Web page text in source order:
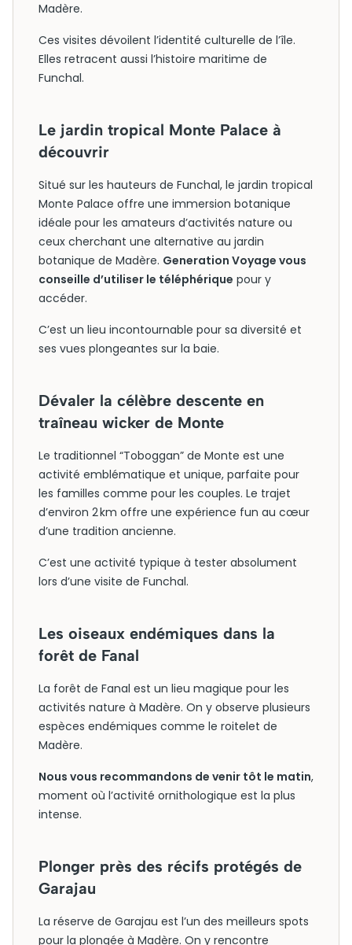
Madère.
Ces visites dévoilent l’identité culturelle de l’île.
Elles retracent aussi l’histoire maritime de
Funchal.
Le jardin tropical Monte Palace à
découvrir
Situé sur les hauteurs de Funchal, le jardin tropical
Monte Palace offre une immersion botanique
idéale pour les amateurs d’activités nature ou
ceux cherchant une alternative au jardin
botanique de Madère. Generation Voyage vous
conseille d’utiliser le téléphérique pour y
accéder.
C’est un lieu incontournable pour sa diversité et
ses vues plongeantes sur la baie.
Dévaler la célèbre descente en
traîneau wicker de Monte
Le traditionnel “Toboggan” de Monte est une
activité emblématique et unique, parfaite pour
les familles comme pour les couples. Le trajet
d’environ 2 km offre une expérience fun au cœur
d’une tradition ancienne.
C’est une activité typique à tester absolument
lors d’une visite de Funchal.
Les oiseaux endémiques dans la
forêt de Fanal
La forêt de Fanal est un lieu magique pour les
activités nature à Madère. On y observe plusieurs
espèces endémiques comme le roitelet de
Madère.
Nous vous recommandons de venir tôt le matin,
moment où l’activité ornithologique est la plus
intense.
Plonger près des récifs protégés de
Garajau
La réserve de Garajau est l’un des meilleurs spots
pour la plongée à Madère. On y rencontre